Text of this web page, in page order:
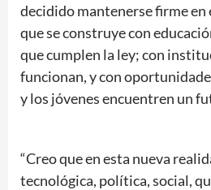
decidido mantenerse firme en
que se construye con
que cumplen la ley; con
funcionan, y con
y los jóvenes encuentren un
“Creo que en esta nueva
tecnológica, política, social,